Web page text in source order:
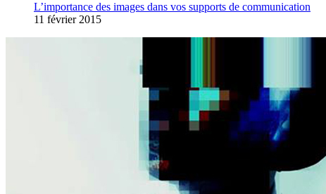
L’importance des images dans vos supports de communication
11 février 2015